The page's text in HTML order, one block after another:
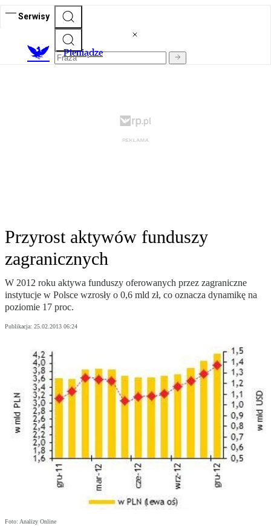
Serwisy
Pieniądze
Przyrost aktywów funduszy
zagranicznych
W 2012 roku aktywa funduszy oferowanych przez zagraniczne
instytucje w Polsce wzrosły o 0,6 mld zł, co oznacza dynamikę na
poziomie 17 proc.
Publikacja: 25.02.2013 06:24
Foto: Analizy Online